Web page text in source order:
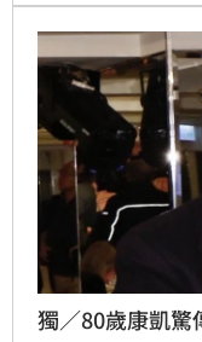
工會營運需仰賴勞
因素。
獨／80歲康凱